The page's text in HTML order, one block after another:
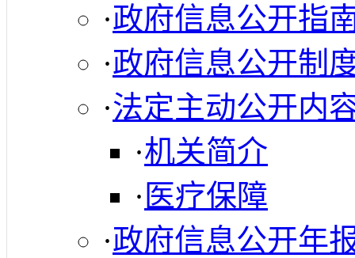
·政府信息公开指
·政府信息公开制
·法定主动公开内
·机关简介
· 医疗保障
·政府信息公开年